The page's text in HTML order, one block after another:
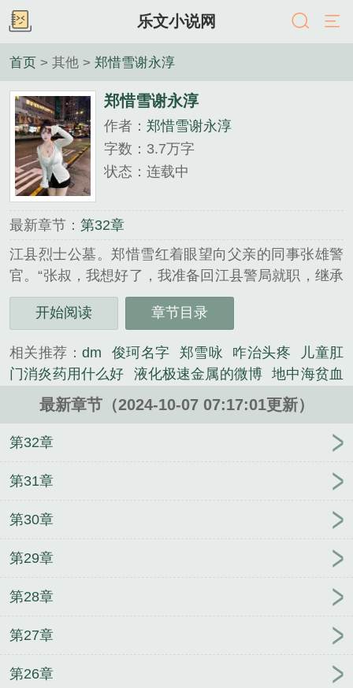
乐文小说网
首页 > 其他 > 郑惜雪谢永淳
郑惜雪谢永淳
作者： 郑惜雪谢永淳
字数：3.7万字
状态：连载中
最新章节： 第32章
江县烈士公墓。郑惜雪红着眼望向父亲的同事张雄警
官。“张叔，我想好了，我准备回江县警局就职，继承
我爸的警号。”听到她的决定，张雄很欣慰。......
《郑惜雪谢永淳》是郑惜雪谢永淳精心创作的其他类
开始阅读 章节目录
相关推荐：dm 俊珂名字 郑雪咏 咋治头疼
儿童肛
门消炎药用什么好
液化极速金属的微博
地中海贫血
怀孕要做什么检查
曲靖广电客服电话 道家思想
殊失踪专案组 迅雷
幸福树的繁植方法
元
儒家思想
郑惜
的主要内容是什么?
凹凸世
惜文 全国通用天然气安装资格证
郑
键删除动态
吃水果会影响尿检结果
吗
纪欢温亦钧
有
了锦鲤妹妹后，他家里旺疯了
《重生,我成了炮灰女
配》 向榆陆佳穗
官场：逆流2008，
了
安然安天鸿
回乡过年，你带着
最新章节（2024-10-07 07:17:01更新）
第32章
第31章
第30章
第29章
第28章
第27章
第26章